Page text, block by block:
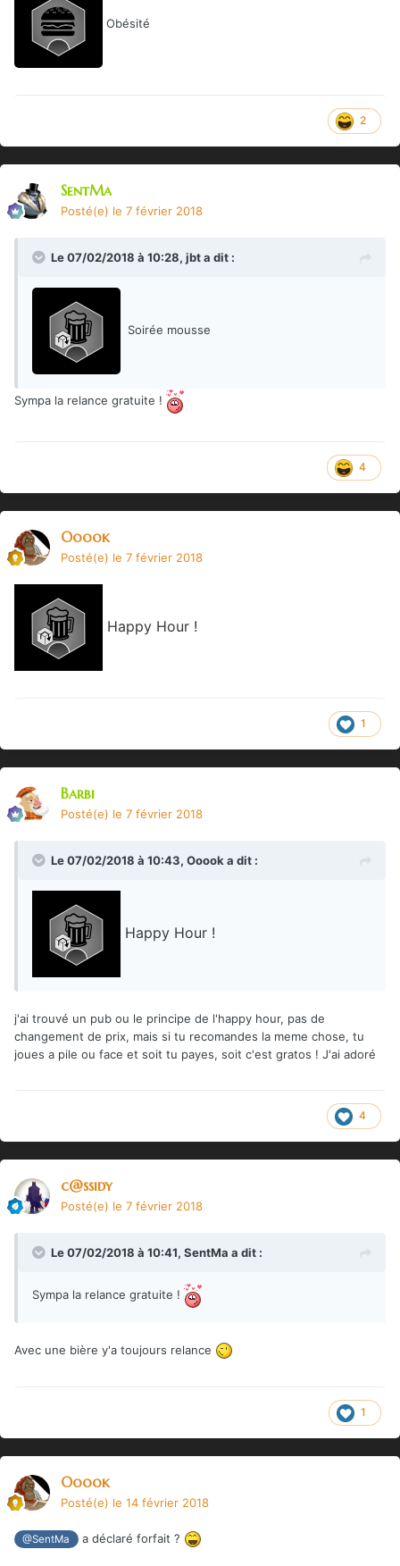
Obésité
2
SentMa
Posté(e) le 7 février 2018
Le 07/02/2018 à 10:28, jbta dit :
Soirée mousse
Sympa la relance gratuite !
4
Ooook
Posté(e) le 7 février 2018
Happy Hour !
1
Barbi
Posté(e) le 7 février 2018
Le 07/02/2018 à 10:43, Ooook a dit :
Happy Hour !
j'ai trouvé un pub ou le principe de l'happy hour, pas de
changement de prix, mais si tu recomandes la meme chose, tu
joues a pile ou face et soit tu payes, soit c'est gratos ! J'ai adoré
4
c@ssidy
Posté(e) le 7 février 2018
Le 07/02/2018 à 10:41, SentMa a dit :
Sympa la relance gratuite !
Avec une bière y'a toujours relance
1
Ooook
Posté(e) le 14 février 2018
@SentMa a déclaré forfait ?